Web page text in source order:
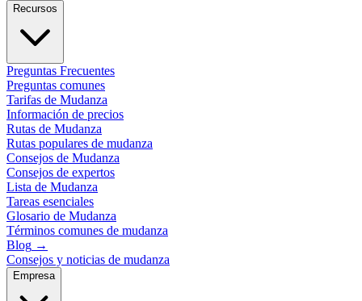
Recursos
Preguntas Frecuentes
Preguntas comunes
Tarifas de Mudanza
Información de precios
Rutas de Mudanza
Rutas populares de mudanza
Consejos de Mudanza
Consejos de expertos
Lista de Mudanza
Tareas esenciales
Glosario de Mudanza
Términos comunes de mudanza
Blog →
Consejos y noticias de mudanza
Empresa